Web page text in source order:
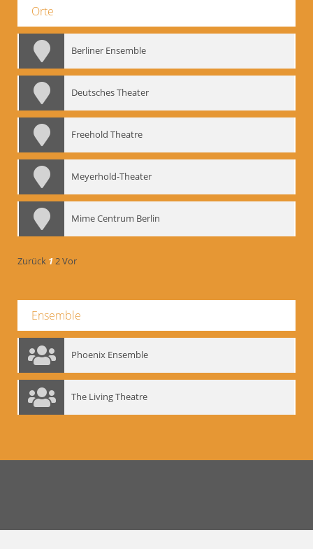
Orte
Berliner Ensemble
Deutsches Theater
Freehold Theatre
Meyerhold-Theater
Mime Centrum Berlin
Zurück 12Vor
Ensemble
Phoenix Ensemble
The Living Theatre